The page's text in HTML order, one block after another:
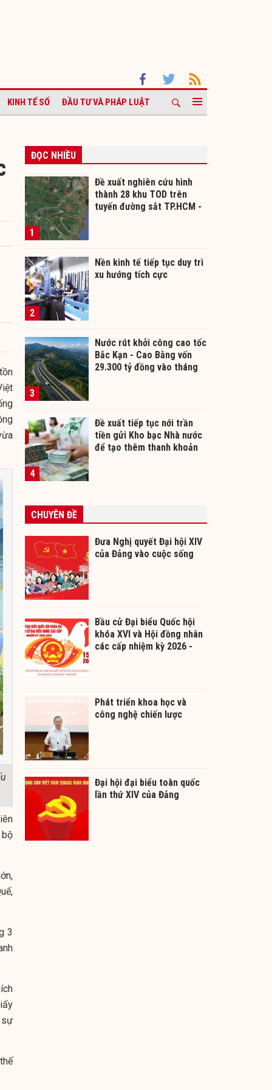
KINH TẾ SỐ ĐẦU TƯ VÀ PHÁP LUẬT
bộ
3
sự
ĐỌC NHIỀU
1
Đề xuất nghiên cứu hình
thành 28 khu TOD trên
tuyến đường sắt TP.HCM -
2
Nền kinh tế tiếp tục duy trì
xu hướng tích cực
3
Nước rút khởi công cao tốc
Bắc Kạn - Cao Bằng vốn
29.300 tỷ đồng vào tháng
4
Đề xuất tiếp tục nới trần
tiền gửi Kho bạc Nhà nước
để tạo thêm thanh khoản
CHUYÊN ĐỀ
Đưa Nghị quyết Đại hội XIV
của Đảng vào cuộc sống
Bầu cử Đại biểu Quốc hội
khóa XVI và Hội đồng nhân
các cấp nhiệm kỳ 2026 -
Phát triển khoa học và
công nghệ chiến lược
Đại hội đại biểu toàn quốc
lần thứ XIV của Đảng